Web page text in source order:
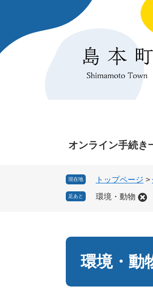
先
を
オンライン手続き
現在地 トップページ >
足あと 環境・動物
環境・動